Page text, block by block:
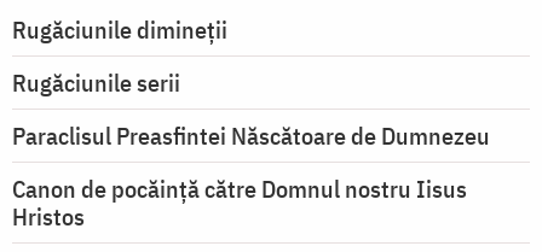
Rugăciunile dimineții
Rugăciunile serii
Paraclisul Preasfintei Născătoare de Dumnezeu
Canon de pocăință către Domnul nostru Iisus
Hristos